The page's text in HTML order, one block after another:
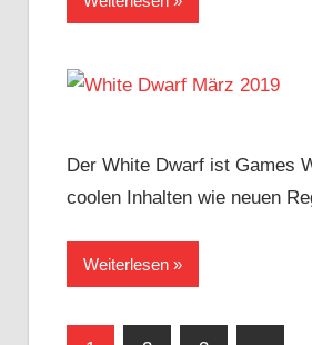
Der White Dwarf ist Games
coolen Inhalten wie neuen
Weiterlesen